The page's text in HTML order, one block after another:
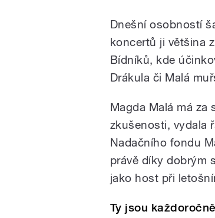
Dnešní osobností
koncertů ji většina
Bídníků, kde
Drákula či Malá
Magda Malá má za
zkušenosti, vydala
Nadačního fondu
právě díky dobrým
jako host při
Ty jsou